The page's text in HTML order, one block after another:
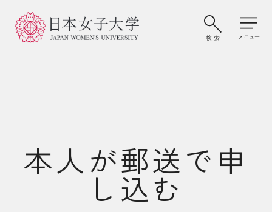
大学案内・学びの特色
本人が郵送で申
し込む